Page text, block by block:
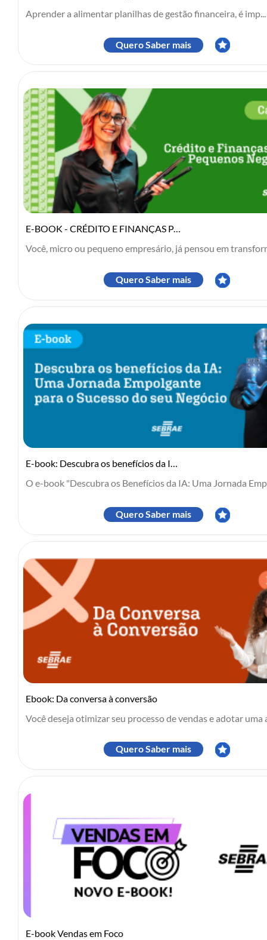
Aprender a alimentar planilhas de gestão financeira, é imp...
Quero Saber mais
E-BOOK - CRÉDITO E FINANÇAS PARA PEQUENOS NEGÓCIOS
Você, micro ou pequeno empresário, já pensou em
Quero Saber mais
E-book: Descubra os benefícios da IA: Uma Jornada Empolgante para ...
O e-book "Descubra os Benefícios da IA: Uma Jornada
Quero Saber mais
Ebook: Da conversa à conversão
Você deseja otimizar seu processo de vendas e adotar uma
Quero Saber mais
E-book Vendas em Foco